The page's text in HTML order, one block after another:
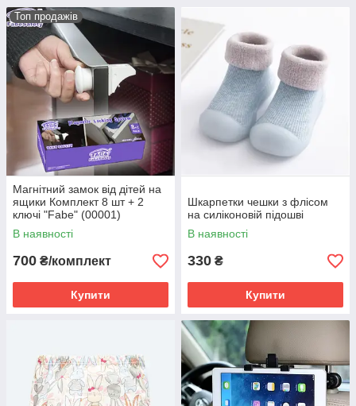
Топ продажів
Магнітний замок від дітей на
ящики Комплект 8 шт + 2
ключі "Fabe" (00001)
В наявності
700 ₴/комплект
Купити
Шкарпетки чешки з флісом
на силіконовій підошві
В наявності
330 ₴
Купити